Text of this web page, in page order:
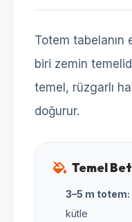
Totem tabelanın
biri zemin
temel, rüzgarlı
doğurur.
Temel
3–5 m totem:
kütle